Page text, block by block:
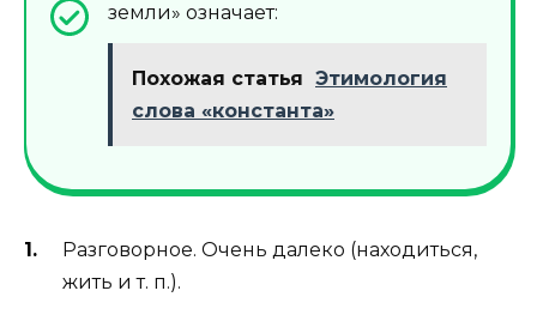
земли» означает:
Похожая статья Этимология
слова «константа»
Разговорное. Очень далеко (находиться,
жить и т. п.).